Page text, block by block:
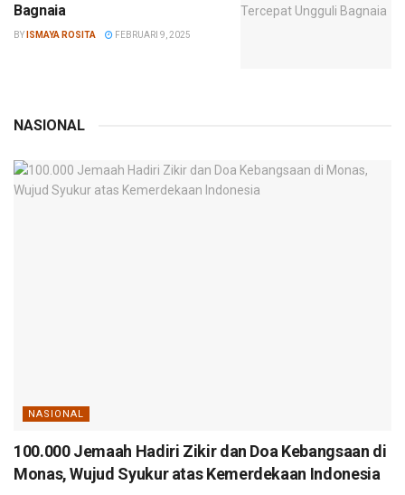
Bagnaia
BY ISMAYA ROSITA FEBRUARI 9, 2025
NASIONAL
NASIONAL
100.000 Jemaah Hadiri Zikir dan Doa Kebangsaan di
Monas, Wujud Syukur atas Kemerdekaan Indonesia